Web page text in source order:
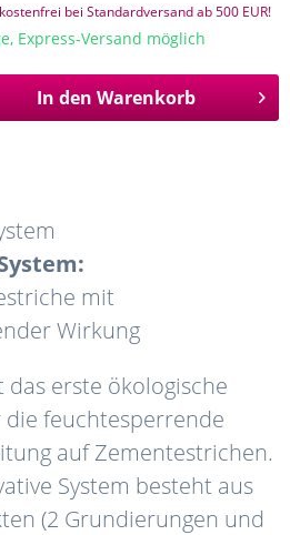
bei Standardversand ab 500 EUR!
Express-Versand möglich
In den Warenkorb
mit
Wirkung
das erste ökologische
feuchtesperrende
auf Zementestrichen.
System besteht aus
(2 Grundierungen und